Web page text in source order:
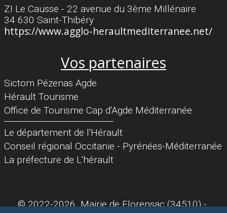
ZI Le Causse - 22 avenue du 3ème Millénaire
34 630 Saint-Thibéry
https://www.agglo-heraultmediterranee.net/
Vos partenaires
Sictom Pézenas Agde
Hérault Tourisme
Office de Tourisme Cap d'Agde Méditerranée
Séparateur
Le département de l'Hérault
Conseil régional Occitanie - Pyrénées-Méditerranée
La préfecture de L'hérault
© 2022-2026 Mairie de Florensac (34510) -